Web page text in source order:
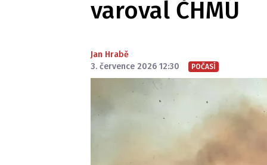
varoval ČHMÚ
Jan Hrabě
3. července 2026 12:30
POČASÍ